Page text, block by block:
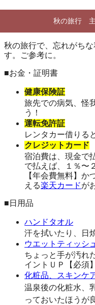
秋の旅行 主
秋の旅行で、忘れがち
す。ご参考に。
■お金・証明書
健康保険証
旅先での病気、怪
う！
運転免許証
レンタカー借りる
クレジットカード
宿泊費は、現金で
で払えば、１％〜
【年会費無料】か
える楽天カードが
■日用品
ハンドタオル
汗を拭いたり、日
ウエットティッシュ
ちょっと手が汚れ
イントＵＰ【必須】
化粧品、スキンケ
温泉後の化粧水、
っておいたほうが